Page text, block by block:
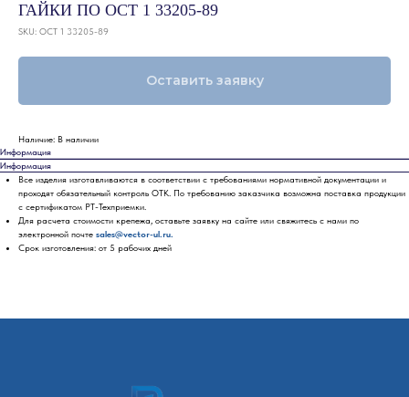
ГАЙКИ ПО ОСТ 1 33205-89
SKU: ОСТ 1 33205-89
Оставить заявку
Наличие: В наличии
Информация
Информация
Все изделия изготавливаются в соответствии с требованиями нормативной документации и
проходят обязательный контроль ОТК. По требованию заказчика возможна поставка продукции
с сертификатом РТ-Техприемки.
Для расчета стоимости крепежа, оставьте заявку на сайте или свяжитесь с нами по
электронной почте sales@vector-ul.ru.
Срок изготовления: от 5 рабочих дней